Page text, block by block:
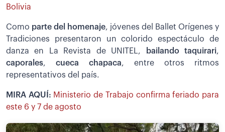
Bolivia
Como parte del homenaje, jóvenes del Ballet Orígenes y
Tradiciones presentaron un colorido espectáculo de
danza en La Revista de UNITEL,
bailando taquirari,
caporales, cueca chapaca, entre otros ritmos
representativos del país.
MIRA AQUÍ: Ministerio de Trabajo confirma feriado para
este 6 y 7 de agosto